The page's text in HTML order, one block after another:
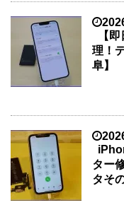
【
理！
阜】
ター
タそ